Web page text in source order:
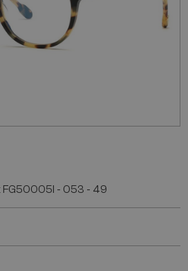
FG50005I - 053 - 49